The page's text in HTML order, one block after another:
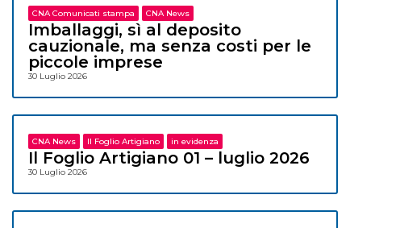
CNA Comunicati stampa CNA News
Imballaggi, sì al deposito
cauzionale, ma senza costi per le
piccole imprese
30 Luglio 2026
CNA News Il Foglio Artigiano in evidenza
Il Foglio Artigiano 01 – luglio 2026
30 Luglio 2026